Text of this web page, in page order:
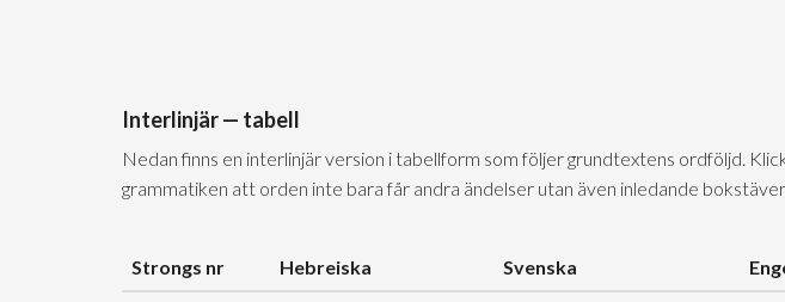
Interlinjär — tabell
Nedan finns en interlinjär version i tabellform som följer grundtextens ordföljd.
grammatiken att orden inte bara får andra ändelser utan även inledande
Strongs nr Hebreiska Svenska